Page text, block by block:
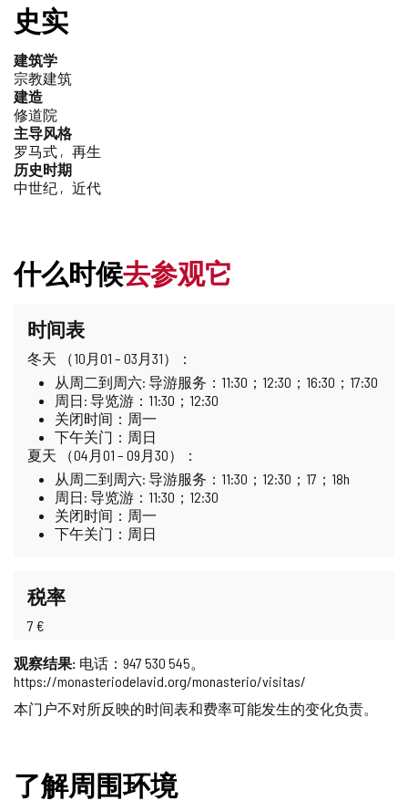
史实
建筑学
宗教建筑
建造
修道院
主导风格
罗马式
再生
历史时期
中世纪
近代
什么时候去参观它
时间表
冬天 （10月01 – 03月31）：
从周二到周六: 导游服务：11:30；12:30；16:30；17:30
周日: 导览游：11:30；12:30
关闭时间：周一
下午关门：周日
夏天 （04月01 – 09月30）：
从周二到周六: 导游服务：11:30；12:30；17；18h
周日: 导览游：11:30；12:30
关闭时间：周一
下午关门：周日
税率
7 €
观察结果: 电话：947 530 545。
https://monasteriodelavid.org/monasterio/visitas/
本门户不对所反映的时间表和费率可能发生的变化负责。
了解周围环境